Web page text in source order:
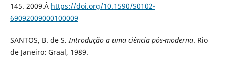
145. 2009.Â https://doi.org/10.1590/S0102-
69092009000100009
SANTOS, B. de S.Introdução a uma ciência pós-moderna. Rio
de Janeiro: Graal, 1989.